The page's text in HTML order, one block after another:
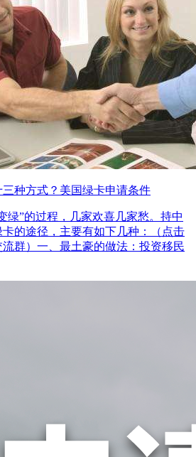
种方式？美国绿卡申请条件
绿”的过程，几家欢喜几家愁。持中
的途径，主要有如下几种：（点击
群）一、最土豪的做法：投资移民